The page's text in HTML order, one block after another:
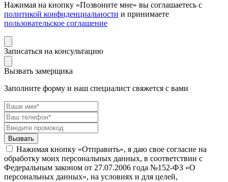
Нажимая на кнопку «Позвоните мне» вы соглашаетесь с
политикой конфиденциальности и принимаете
пользовательское соглашение
Записаться на консультацию
Вызвать замерщика
Заполните форму и наш специалист свяжется с вами
Нажимая кнопку «Отправить», я даю свое согласие на
обработку моих персональных данных, в соответствии с
Федеральным законом от 27.07.2006 года №152-ФЗ «О
персональных данных», на условиях и для целей,